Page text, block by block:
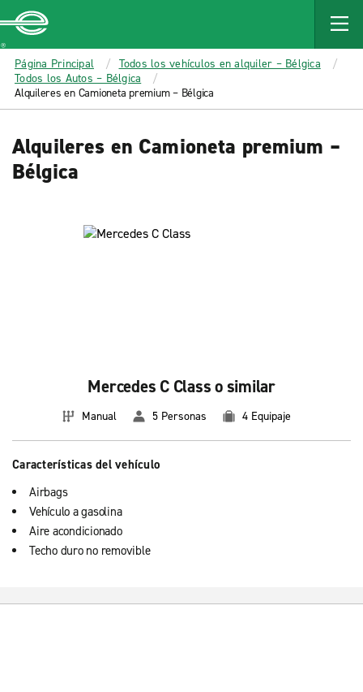
MAIN
CONTENT
Enterprise
Página Principal
Todos los vehículos en alquiler – Bélgica
Todos los Autos – Bélgica
Alquileres en Camioneta premium – Bélgica
Alquileres en Camioneta premium –
Bélgica
Mercedes C Class o similar
Manual 5 Personas 4 Equipaje
Características del vehículo
Airbags
Vehículo a gasolina
Aire acondicionado
Techo duro no removible